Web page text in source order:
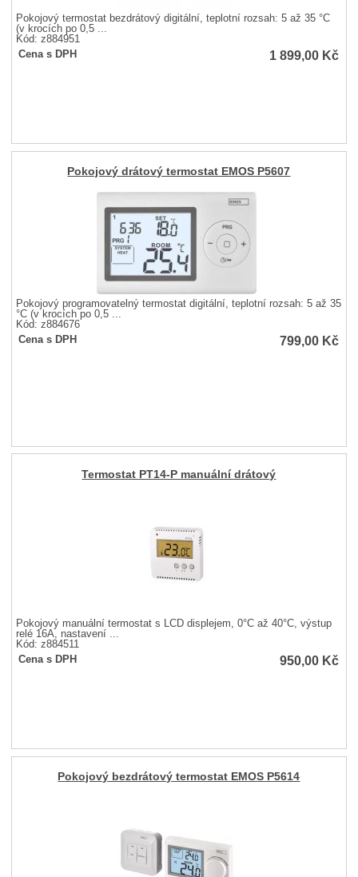
Pokojový termostat bezdrátový digitální, teplotní rozsah: 5 až 35 °C
(v krocích po 0,5 ...
Kód: z884951
Cena s DPH
1 899,00 Kč
Pokojový drátový termostat EMOS P5607
Pokojový programovatelný termostat digitální, teplotní rozsah: 5 až 35
°C (v krocích po 0,5 ...
Kód: z884676
Cena s DPH
799,00 Kč
Termostat PT14-P manuální drátový
Pokojový manuální termostat s LCD displejem, 0°C až 40°C, výstup
relé 16A, nastavení ...
Kód: z884511
Cena s DPH
950,00 Kč
Pokojový bezdrátový termostat EMOS P5614